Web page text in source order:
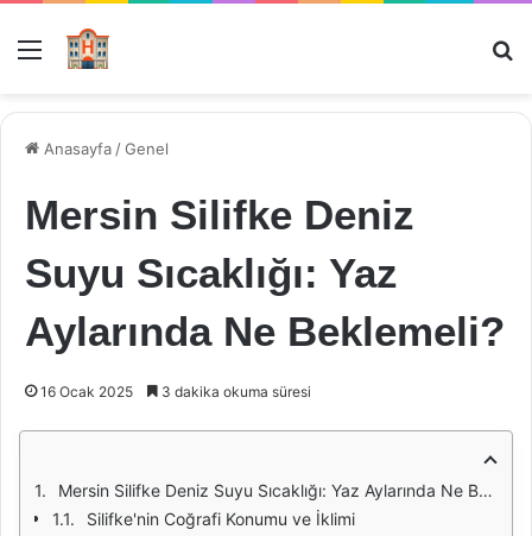
Menü
Anasayfa /Genel
Mersin Silifke Deniz
Suyu Sıcaklığı: Yaz
Aylarında Ne Beklemeli?
16 Ocak 2025 3 dakika okuma süresi
Mersin Silifke Deniz Suyu Sıcaklığı: Yaz Aylarında Ne Beklemeli?
Silifke'nin Coğrafi Konumu ve İklimi